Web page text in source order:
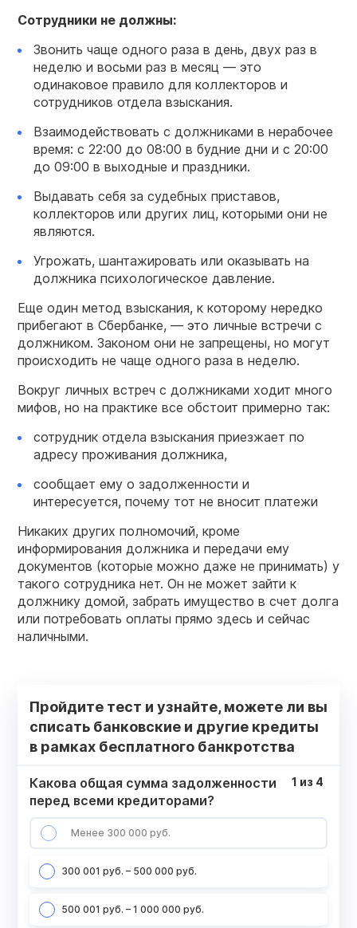
Сотрудники не должны:
Звонить чаще одного раза в день, двух раз в
неделю и восьми раз в месяц — это
одинаковое правило для коллекторов и
сотрудников отдела взыскания.
Взаимодействовать с должниками в нерабочее
время: с 22:00 до 08:00 в будние дни и с 20:00
до 09:00 в выходные и праздники.
Выдавать себя за судебных приставов,
коллекторов или других лиц, которыми они не
являются.
Угрожать, шантажировать или оказывать на
должника психологическое давление.
Еще один метод взыскания, к которому нередко
прибегают в Сбербанке, — это личные встречи с
должником. Законом они не запрещены, но могут
происходить не чаще одного раза в неделю.
Вокруг личных встреч с должниками ходит много
мифов, но на практике все обстоит примерно так:
сотрудник отдела взыскания приезжает по
адресу проживания должника,
сообщает ему о задолженности и
интересуется, почему тот не вносит платежи
Никаких других полномочий, кроме
информирования должника и передачи ему
документов (которые можно даже не принимать) у
такого сотрудника нет. Он не может зайти к
должнику домой, забрать имущество в счет долга
или потребовать оплаты прямо здесь и сейчас
наличными.
Пройдите тест и узнайте, можете ли вы
списать банковские и другие кредиты
в рамках бесплатного банкротства
Какова общая сумма задолженности
перед всеми кредиторами?
Менее 300 000 руб.
300 001 руб. – 500 000 руб.
500 001 руб. – 1 000 000 руб.
1 из 4